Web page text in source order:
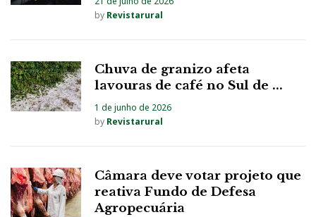
by Revistarural
Chuva de granizo afeta
lavouras de café no Sul de ...
1 de junho de 2026
by Revistarural
Câmara deve votar projeto que
reativa Fundo de Defesa
Agropecuária